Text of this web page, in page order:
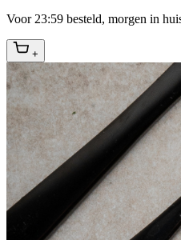
Voor 23:59 besteld, morgen in
+